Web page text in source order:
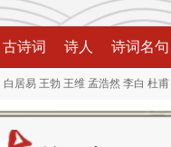
古诗词 诗人 诗词名句
白居易 王勃 王维 孟浩然 李白 杜甫